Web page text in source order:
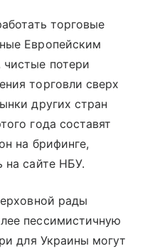
торговые
Европейским
потери
торговли сверх
других стран
года составят
на брифинге,
на сайте НБУ.
рады
пессимистичную
для Украины могут